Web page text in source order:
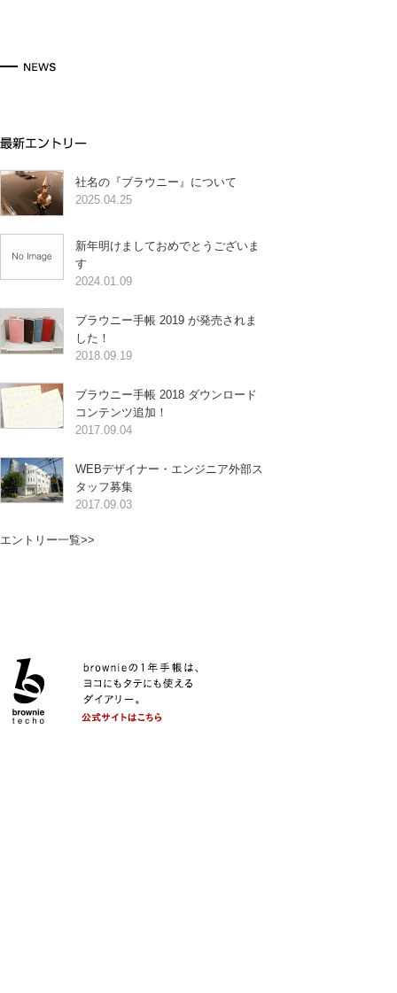
社名の『ブラウニー』について
2025.04.25
新年明けましておめでとうございま
す
2024.01.09
ブラウニー手帳 2019 が発売されま
した！
2018.09.19
ブラウニー手帳 2018 ダウンロード
コンテンツ追加！
2017.09.04
WEBデザイナー・エンジニア外部ス
タッフ募集
2017.09.03
エントリー一覧>>